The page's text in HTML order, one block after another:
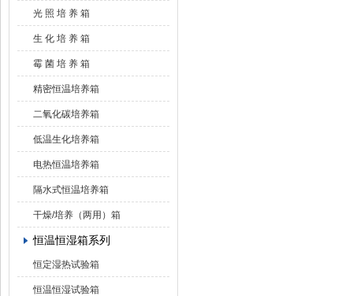
光 照 培 养 箱
生 化 培 养 箱
霉 菌 培 养 箱
精密恒温培养箱
二氧化碳培养箱
低温生化培养箱
电热恒温培养箱
隔水式恒温培养箱
干燥/培养（两用）箱
恒温恒湿箱系列
恒定湿热试验箱
恒温恒湿试验箱